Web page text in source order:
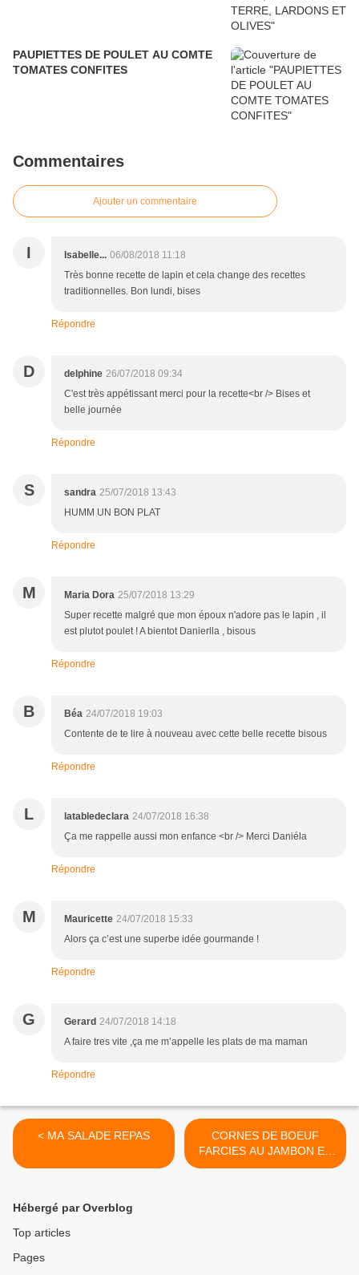
PAUPIETTES DE POULET AU COMTE
TOMATES CONFITES
Commentaires
Ajouter un commentaire
I Isabelle... 06/08/2018 11:18
Très bonne recette de lapin et cela change des recettes
traditionnelles. Bon lundi, bises
Répondre
D delphine 26/07/2018 09:34
C'est très appétissant merci pour la recette<br /> Bises et
belle journée
Répondre
S sandra 25/07/2018 13:43
HUMM UN BON PLAT
Répondre
M Maria Dora 25/07/2018 13:29
Super recette malgré que mon époux n'adore pas le lapin , il
est plutot poulet ! A bientot Danierlla , bisous
Répondre
B Béa 24/07/2018 19:03
Contente de te lire à nouveau avec cette belle recette bisous
Répondre
L latabledeclara 24/07/2018 16:38
Ça me rappelle aussi mon enfance <br /> Merci Daniéla
Répondre
M Mauricette 24/07/2018 15:33
Alors ça c’est une superbe idée gourmande !
Répondre
G Gerard 24/07/2018 14:18
A faire tres vite ,ça me m’appelle les plats de ma maman
Répondre
< MA SALADE REPAS
CORNES DE BOEUF
FARCIES AU JAMBON ET
RIZ >
Hébergé par Overblog
Top articles
Pages